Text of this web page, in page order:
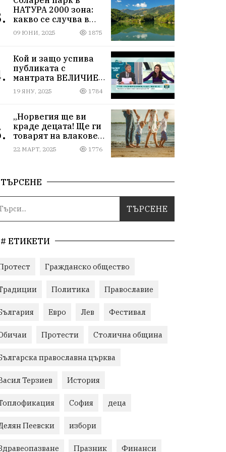
НАТУРА 2000 зона:
какво се случва в
Мартиново?
09 ЮНИ, 2025 1875
Кой и защо успива
публиката с
мантрата ВЕЛИЧИЕ
ОСТАВА ИЗВЪН
ПАРЛАМЕНТА
19 ЯНУ, 2025 1784
„Норвегия ще ви
краде децата! Ще ги
товарят на влакове
от гара Подуяне“
22 МАРТ, 2025 1776
ТЪРСЕНЕ
# ЕТИКЕТИ
Гражданско общество
Политика Православие
Евро Лев Фестивал
Протести Столична община
православна църква
Терзиев История
София деца
Пеевски избори
Празник Финанси